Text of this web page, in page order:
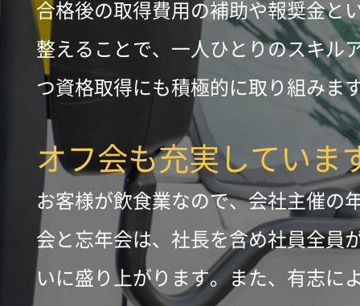
合格後の取得費用の補助や報奨金と
整えることで、一人ひとりのスキル
つ資格取得にも積極的に取り組みま
オフ会も充実していま
お客様が飲食業なので、会社主催の
会と忘年会は、社長を含め社員全員
いに盛り上がります。また、有志に